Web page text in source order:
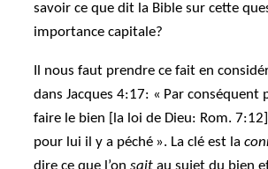
savoir ce que dit la Bible sur cette
importance capitale?
Il nous faut prendre ce fait en
dans Jacques 4:17: « Par
faire le bien [la loi de Dieu: Rom.
pour lui il y a péché ». La clé est la